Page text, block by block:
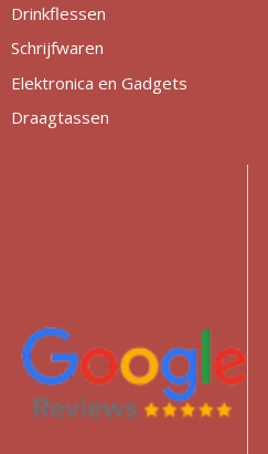
Drinkflessen
Schrijfwaren
Elektronica en Gadgets
Draagtassen